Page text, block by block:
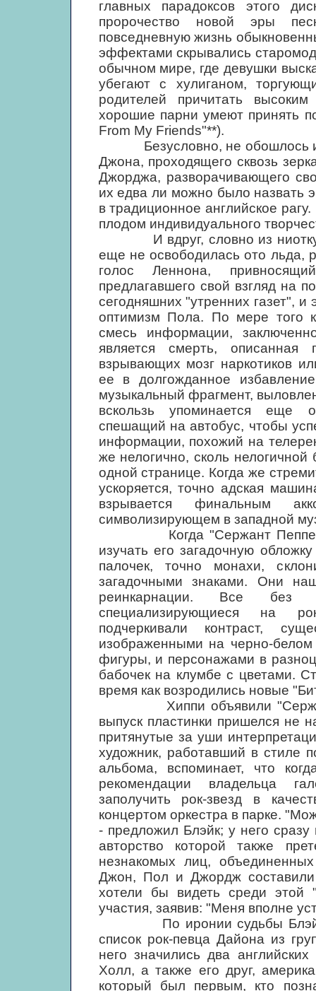
главных парадоксов этого
пророчество новой эры
повседневную жизнь
эффектами скрывались
обычном мире, где девушки
убегают с хулиганом,
родителей причитать
хорошие парни умеют принять
From My Friends"**).
Безусловно, не обошлось и
Джона, проходящего сквозь
Джорджа, разворачивающего
их едва ли можно было назвать
в традиционное английское
плодом индивидуального
И вдруг, словно из
еще не освободилась ото льда,
голос Леннона,
предлагавшего свой взгляд на
сегодняшних "утренних газет",
оптимизм Пола. По мере того
смесь информации,
является смерть,
взрывающих мозг наркотиков
ее в долгожданное
музыкальный фрагмент,
вскользь упоминается еще
спешащий на автобус, чтобы
информации, похожий на
же нелогично, сколь
одной странице. Когда же
ускоряется, точно адская
взрывается финальным
символизирующем в западной
Когда "Сержант Пеппер"
изучать его загадочную
палочек, точно монахи,
загадочными знаками. Они
реинкарнации. Все без
специализирующиеся на
подчеркивали контраст,
изображенными на черно-
фигуры, и персонажами в
бабочек на клумбе с цветами.
время как возродились новые
Хиппи объявили
выпуск пластинки пришелся не
притянутые за уши
художник, работавший в стиле
альбома, вспоминает, что
рекомендации владельца
заполучить рок-звезд в
концертом оркестра в парке.
- предложил Блэйк; у него
авторство которой также
незнакомых лиц,
Джон, Пол и Джордж
хотели бы видеть среди этой
участия, заявив: "Меня вполне
По иронии судьбы Блэйк
список рок-певца Дайона из
него значились два
Холл, а также его друг,
который был первым, кто